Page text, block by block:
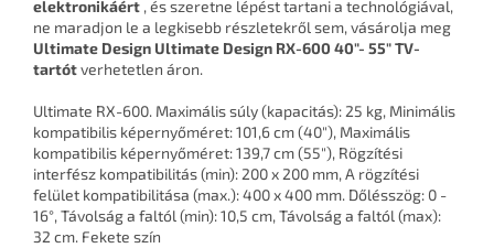
elektronikáért , és szeretne lépést tartani a technológiával,
ne maradjon le a legkisebb részletekről sem, vásárolja meg
Ultimate Design Ultimate Design RX-600 40"- 55" TV-
tartótverhetetlen áron.
Ultimate RX-600. Maximális súly (kapacitás): 25 kg, Minimális
kompatibilis képernyőméret: 101,6 cm (40"), Maximális
kompatibilis képernyőméret: 139,7 cm (55"), Rögzítési
interfész kompatibilitás (min): 200 x 200 mm, A rögzítési
felület kompatibilitása (max.): 400 x 400 mm. Dőlésszög: 0 -
16°, Távolság a faltól (min): 10,5 cm, Távolság a faltól (max):
32 cm. Fekete szín